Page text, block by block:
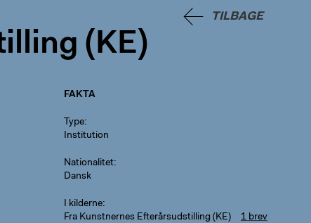
TILBAGE
(KE)
FAKTA
Type
Institution
Nationalitet
Dansk
I kilderne
Fra Kunstnernes Efterårsudstilling (KE)
1 brev